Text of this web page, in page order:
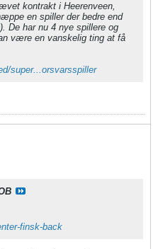
kontrakt i Heerenveen,
en spiller der bedre end
De har nu 4 nye spillere og
være en vanskelig ting at få
super...orsvarsspiller
finsk-back